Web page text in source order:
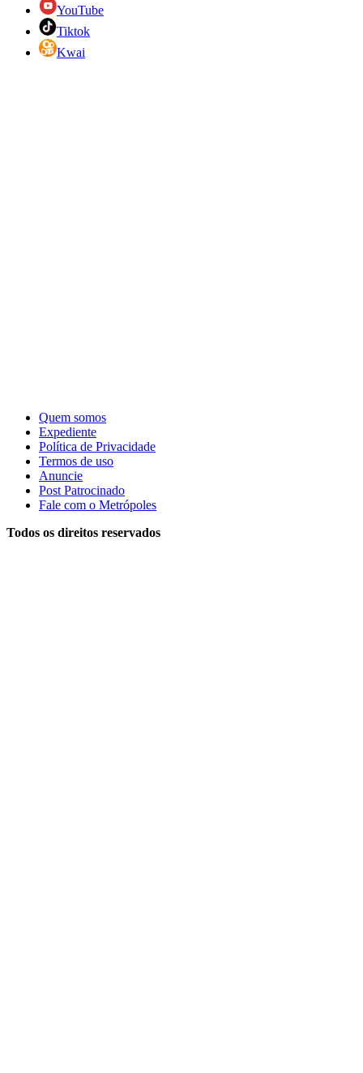
YouTube
Tiktok
Kwai
Quem somos
Expediente
Política de Privacidade
Termos de uso
Anuncie
Post Patrocinado
Fale com o Metrópoles
Todos os direitos reservados